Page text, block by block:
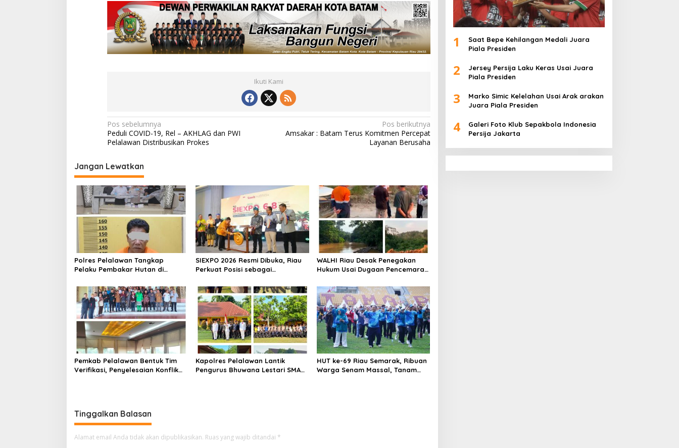
Ikuti Kami
N
a
i
g
a
s
i
p
o
s
Pos sebelumnya
Peduli COVID-19, Rel – AKHLAG dan PWI
Pelalawan Distribusikan Prokes
Pos berikutnya
Amsakar : Batam Terus Komitmen Percepat
Layanan Berusaha
Jangan Lewatkan
Polres Pelalawan Tangkap
Pelaku Pembakar Hutan di
Dibuka untuk Kebun Sawit
SIEXPO 2026 Resmi Dibuka, Riau
Perkuat Posisi sebagai
Nasional
WALHI Riau Desak Penegakan
Hukum Usai Dugaan Pencemaran
Tambang PT BPP
Pemkab Pelalawan Bentuk Tim
Verifikasi, Penyelesaian Konflik
Kapolres Pelalawan Lantik
Pengurus Bhuwana Lestari SMAN
HUT ke-69 Riau Semarak, Ribuan
Warga Senam Massal, Tanam
Tinggalkan Balasan
Alamat email Anda tidak akan dipublikasikan. Ruas yang wajib ditandai *
1
Saat Bepe Kehilangan Medali Juara
Piala Presiden
2
Jersey Persija Laku Keras Usai Juara
Piala Presiden
3
Marko Simic Kelelahan Usai Arak arakan
Juara Piala Presiden
4
Galeri Foto Klub Sepakbola Indonesia
Persija Jakarta